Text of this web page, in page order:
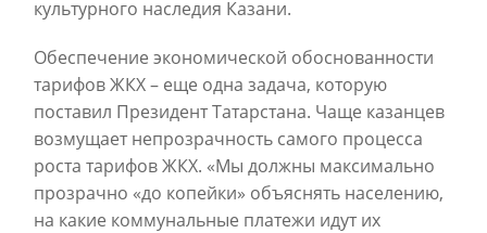
культурного наследия Казани.
Обеспечение экономической обоснованности
тарифов ЖКХ – еще одна задача, которую
поставил Президент Татарстана. Чаще казанцев
возмущает непрозрачность самого процесса
роста тарифов ЖКХ. «Мы должны максимально
прозрачно «до копейки» объяснять населению,
на какие коммунальные платежи идут их